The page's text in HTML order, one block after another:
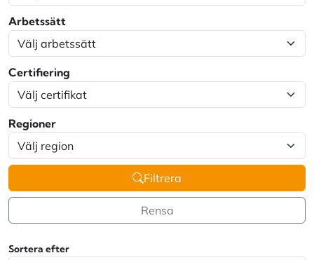
Arbetssätt
Certifiering
Regioner
Filtrera
Rensa
Sortera efter